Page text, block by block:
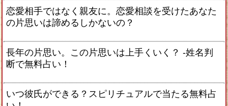
恋愛相手ではなく親友に。恋愛相談を受けたあなた
の片思いは諦めるしかないの？
長年の片思い。この片思いは上手くいく？ -姓名判
断で無料占い！
いつ彼氏ができる？スピリチュアルで当たる無料占